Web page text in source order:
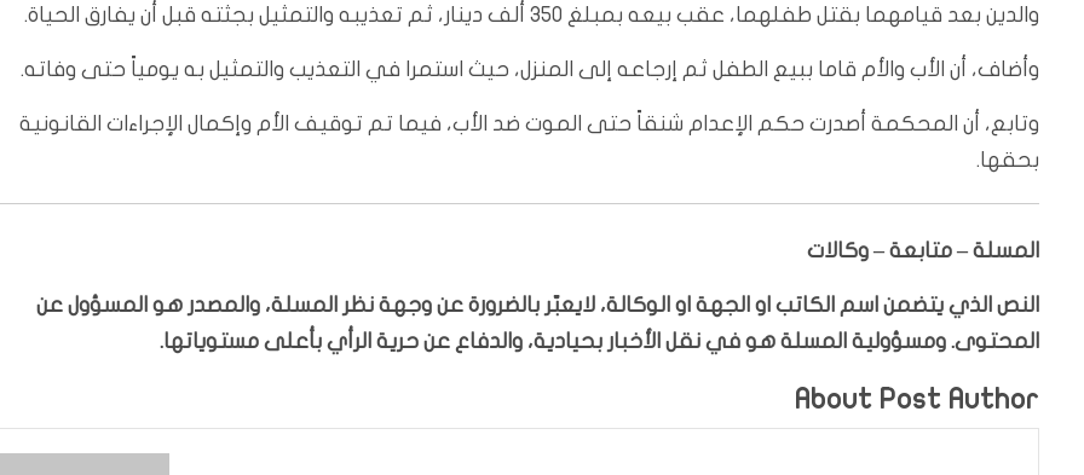
والدين بعد قيامهما بقتل طفلهما، عقب بيعه بمبلغ 350 ألف دينار، ثم تعذيبه والتمثيل بجثته قبل أن يفارق الحياة.
وأضاف، أن الأب والأم قاما ببيع الطفل ثم إرجاعه إلى المنزل، حيث استمرا في التعذيب والتمثيل به يومياً حتى وفاته.
وتابع، أن المحكمة أصدرت حكم الإعدام شنقاً حتى الموت ضد الأب، فيما تم توقيف الأم وإكمال الإجراءات القانونية
بحقها.
المسلة – متابعة – وكالات
النص الذي يتضمن اسم الكاتب او الجهة او الوكالة، لايعبّر بالضرورة عن وجهة نظر المسلة، والمصدر هو المسؤول عن
المحتوى. ومسؤولية المسلة هو في نقل الأخبار بحيادية، والدفاع عن حرية الرأي بأعلى مستوياتها.
About Post Author